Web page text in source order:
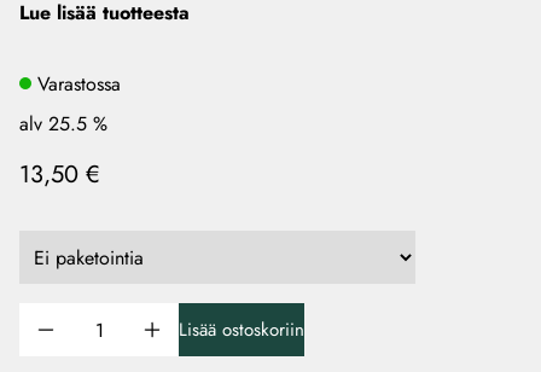
Lue lisää tuotteesta
Varastossa
alv 25.5 %
13,50 €
Lisää ostoskoriin